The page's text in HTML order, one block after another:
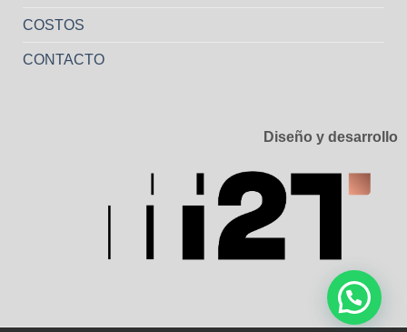
COSTOS
CONTACTO
Diseño y desarrollo